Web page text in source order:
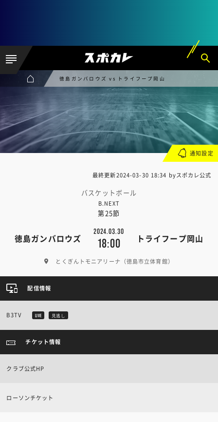
徳島ガンバロウズ vs トライフープ岡山
最終更新2024-03-30 18:34 byスポカレ公式
バスケットボール
B.NEXT
第25節
徳島ガンバロウズ
2024.03.30
18:00 トライフープ岡山
とくぎんトモニアリーナ（徳島市立体育館）
通知設定
配信情報
B3TV LIVE 見逃し
チケット情報
クラブ公式HP
ローソンチケット